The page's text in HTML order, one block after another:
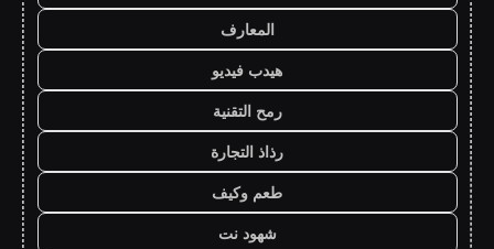
المعارف
هيدب فيديو
رمح التقنية
رذاذ التجارة
طعم وكيف
شهود نت